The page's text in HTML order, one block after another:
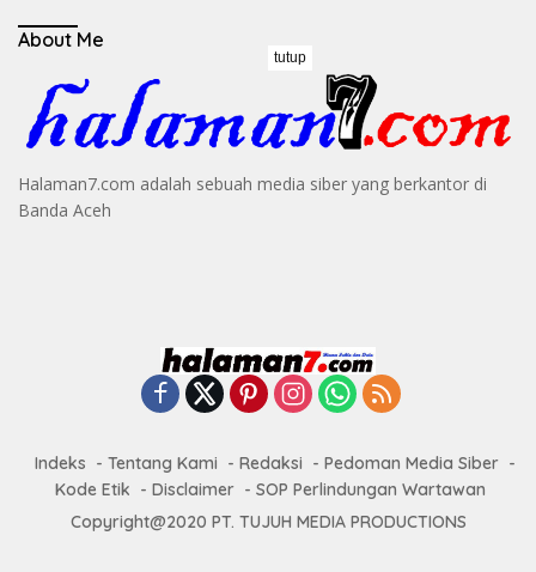
About Me
Halaman7.com adalah sebuah media siber yang berkantor di
Banda Aceh
Indeks Tentang Kami Redaksi
Pedoman Media Siber
Kode Etik
Disclaimer
SOP Perlindungan Wartawan
Copyright@2020 PT. TUJUH MEDIA PRODUCTIONS
tutup